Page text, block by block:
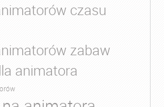
czasu
zabaw
animatora